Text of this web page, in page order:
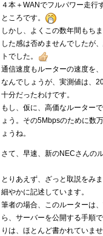
４本＋WANでフルパワー走行
ところです。
しかし、よくこの数年間もち
した感は否めませんでしたが
トでした。
通信速度もルーターの速度を
なんでしょうが、実測値は、
十分だったわけです。
もし、仮に、高価なルーター
ょう。その5Mbpsのために数
ょうね。
さて、早速、新のNECさんの
とりあえず、ざっと取説をみ
細やかに記述しています。
筆者の場合、このルーターは
ら、サーバーを公開する手順
りは、ほとんど書かれていませ